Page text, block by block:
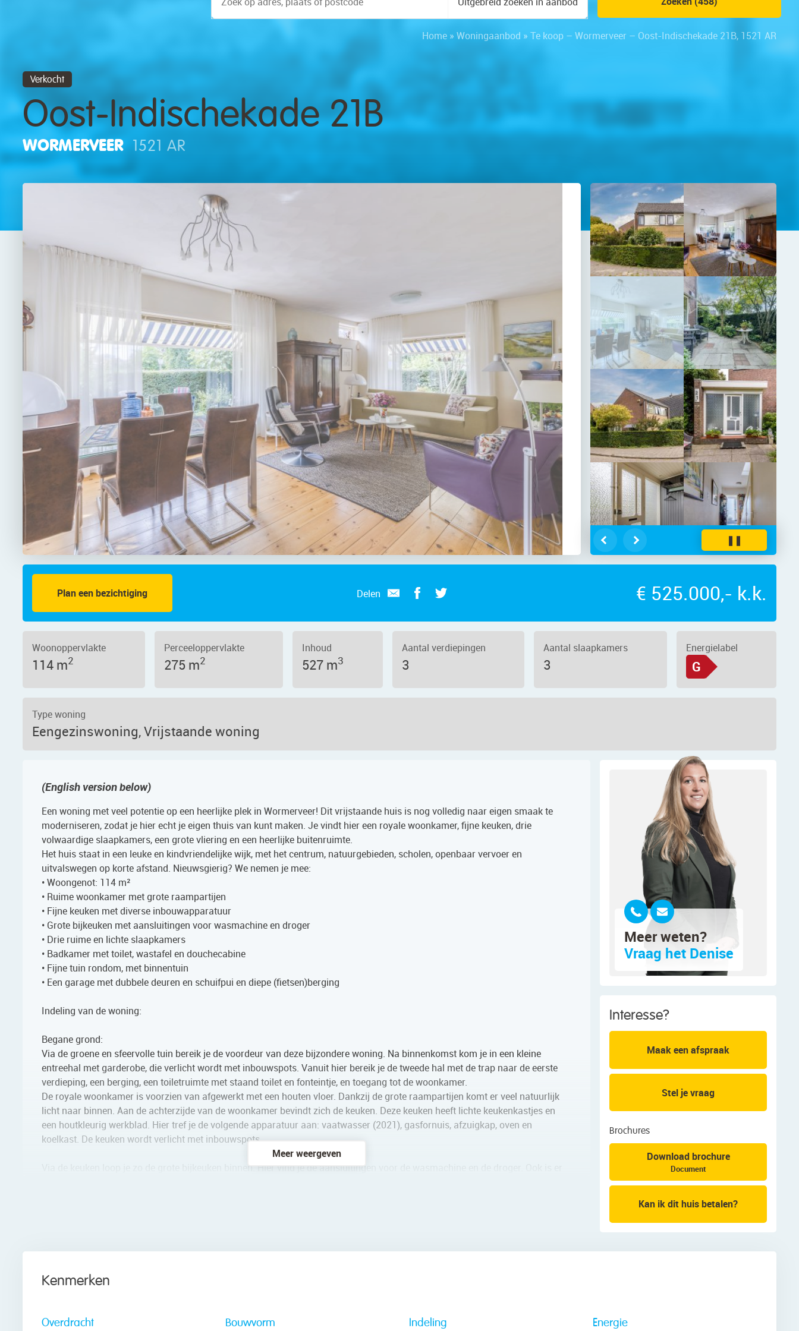
Home » Woningaanbod » Te koop – Wormerveer – Oost-Indischekade 21B, 1521 AR
Verkocht
Oost-Indischekade 21B
WORMERVEER 1521 AR
21B, 1521 AR – Foto 2
❚❚
Plan een bezichtiging Delen € 525.000,- k.k.
Woonoppervlakte
114 m2
Perceeloppervlakte
275 m2
Inhoud
527 m3
Aantal verdiepingen
3
Aantal slaapkamers
3
Energielabel
G
Type woning
Eengezinswoning, Vrijstaande woning
(English version below)
Een woning met veel potentie op een heerlijke plek in Wormerveer! Dit vrijstaande huis is nog volledig naar eigen smaak te
moderniseren, zodat je hier echt je eigen thuis van kunt maken. Je vindt hier een royale woonkamer, fijne keuken, drie
volwaardige slaapkamers, een grote vliering en een heerlijke buitenruimte.
Het huis staat in een leuke en kindvriendelijke wijk, met het centrum, natuurgebieden, scholen, openbaar vervoer en
uitvalswegen op korte afstand. Nieuwsgierig? We nemen je mee:
• Woongenot: 114 m²
• Ruime woonkamer met grote raampartijen
• Fijne keuken met diverse inbouwapparatuur
• Grote bijkeuken met aansluitingen voor wasmachine en droger
• Drie ruime en lichte slaapkamers
• Badkamer met toilet, wastafel en douchecabine
• Fijne tuin rondom, met binnentuin
• Een garage met dubbele deuren en schuifpui en diepe (fietsen)berging
Indeling van de woning:
Begane grond:
Via de groene en sfeervolle tuin bereik je de voordeur van deze bijzondere woning. Na binnenkomst kom je in een kleine
entreehal met garderobe, die verlicht wordt met inbouwspots. Vanuit hier bereik je de tweede hal met de trap naar de eerste
verdieping, een berging, een toiletruimte met staand toilet en fonteintje, en toegang tot de woonkamer.
De royale woonkamer is voorzien van afgewerkt met een houten vloer. Dankzij de grote raampartijen komt er veel natuurlijk
licht naar binnen. Aan de achterzijde van de woonkamer bevindt zich de keuken. Deze keuken heeft lichte keukenkastjes en
een houtkleurig werkblad. Hier tref je de volgende apparatuur aan: vaatwasser (2021), gasfornuis, afzuigkap, oven en
koelkast. De keuken wordt verlicht met inbouwspots.
Via de keuken loop je zo de grote bijkeuken binnen. Hier vind je de aansluitingen voor de wasmachine en de droger. Ook is er
slaapkamers beschikt over een eigen berging.
met wastafel en douchecabine.
Op de overloop van de eerste verdieping bevindt zich een vlizotrap naar de tweede verdieping. Hier bevindt zich een ruim
Meer weergeven
Meer weten?
Vraag het Denise
Interesse?
Maak een afspraak
Stel je vraag
Brochures
Download brochure
Document
Kan ik dit huis betalen?
Kenmerken
Overdracht Bouwvorm Indeling Energie